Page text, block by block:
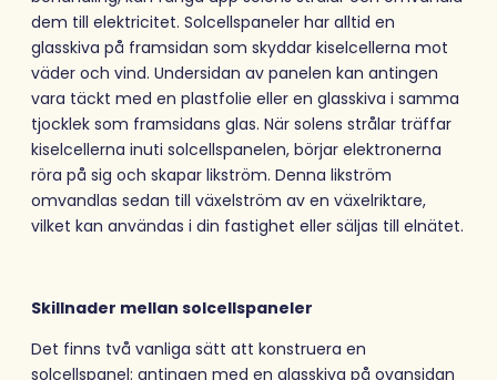
dem till elektricitet. Solcellspaneler har alltid en
glasskiva på framsidan som skyddar kiselcellerna mot
väder och vind. Undersidan av panelen kan antingen
vara täckt med en plastfolie eller en glasskiva i samma
tjocklek som framsidans glas. När solens strålar träffar
kiselcellerna inuti solcellspanelen, börjar elektronerna
röra på sig och skapar likström. Denna likström
omvandlas sedan till växelström av en växelriktare,
vilket kan användas i din fastighet eller säljas till elnätet.
Skillnader mellan solcellspaneler
Det finns två vanliga sätt att konstruera en
solcellspanel: antingen med en glasskiva på ovansidan